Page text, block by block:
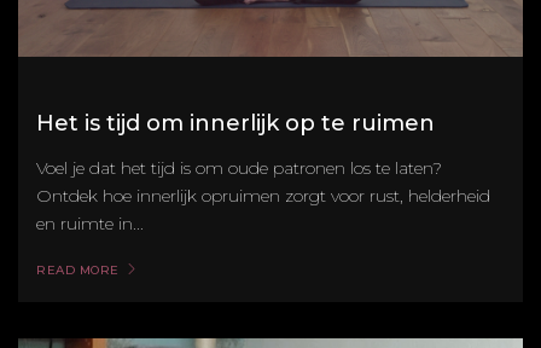
Het is tijd om innerlijk op te ruimen
Voel je dat het tijd is om oude patronen los te laten?
Ontdek hoe innerlijk opruimen zorgt voor rust, helderheid
en ruimte in...
READ MORE